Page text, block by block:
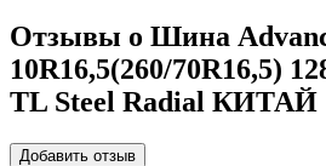
Отзывы о Шина
10R16,5(260/70R16,5)
TL Steel Radial КИТАЙ
Добавить отзыв